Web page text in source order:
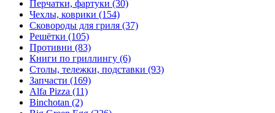
Перчатки, фартуки (30)
Чехлы, коврики (154)
Сковороды для гриля (37)
Решётки (105)
Противни (83)
Книги по гриллингу (6)
Столы, тележки, подставки (93)
Запчасти (169)
Alfa Pizza (11)
Binchotan (2)